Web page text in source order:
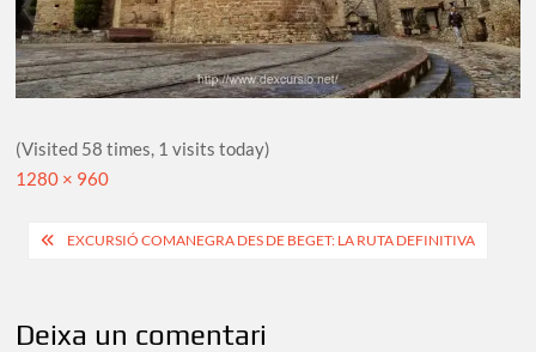
(Visited 58 times, 1 visits today)
Full
1280 × 960
Navegació
EXCURSIÓ COMANEGRA DES DE BEGET: LA RUTA DEFINITIVA
Deixa un comentari